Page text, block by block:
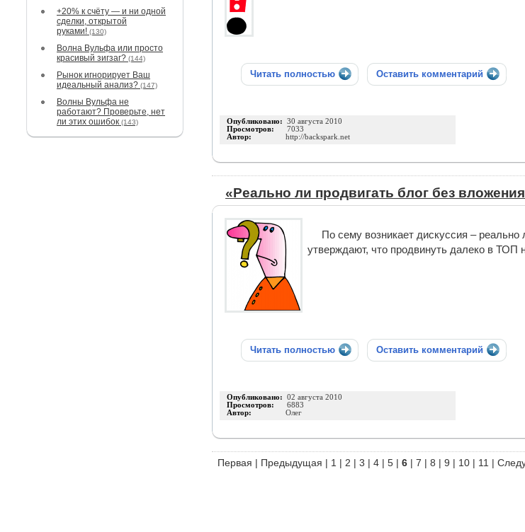
+20% к счёту — и ни одной
сделки, открытой
руками! (130)
Волна Вульфа или просто
красивый зигзаг? (144)
Рынок игнорирует Ваш
идеальный анализ? (147)
Волны Вульфа не
работают? Проверьте, нет
ли этих ошибок (143)
Читать полностью Оставить комментарий
Опубликовано: 30 августа 2010
Просмотров: 7033
Автор: http://backspark.net
«Реально ли продвигать блог без
По сему возникает дискуссия –
утверждают, что продвинуть далеко в ТОП
Читать полностью Оставить комментарий
Опубликовано: 02 августа 2010
Просмотров: 6883
Автор: Олег
Первая | Предыдущая | 1 | 2 | 3 | 4 | 5 | 6 | 7 | 8 | 9 | 10 | 11 |